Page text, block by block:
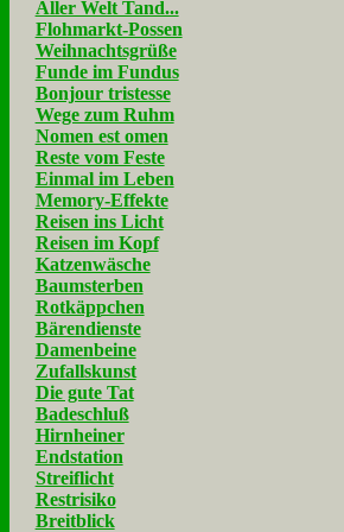
Aller Welt Tand...
Flohmarkt-Possen
Weihnachtsgrüße
Funde im Fundus
Bonjour tristesse
Wege zum Ruhm
Nomen est omen
Reste vom Feste
Einmal im Leben
Memory-Effekte
Reisen ins Licht
Reisen im Kopf
Katzenwäsche
Baumsterben
Rotkäppchen
Bärendienste
Damenbeine
Zufallskunst
Die gute Tat
Badeschluß
Hirnheiner
Endstation
Streiflicht
Restrisiko
Breitblick